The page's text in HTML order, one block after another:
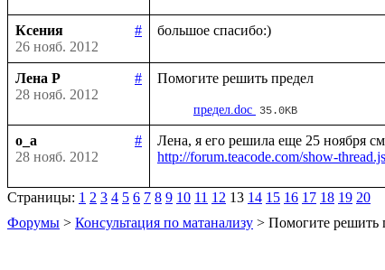
Ксения
#
26 нояб. 2012
Лена Р
#
28 нояб. 2012
предел.doc 35.0KB
o_a
#
28 нояб. 2012
http://forum.teacode.com/show-
Страницы: 1 2 3 4 5 6 7 8 9 10 11 12 13 14 15 16 17 18 19 20
Форумы > Консультация по матанализу > Помогите решить